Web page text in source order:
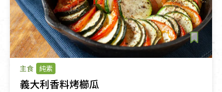
主食 純素
義大利香料烤櫛瓜